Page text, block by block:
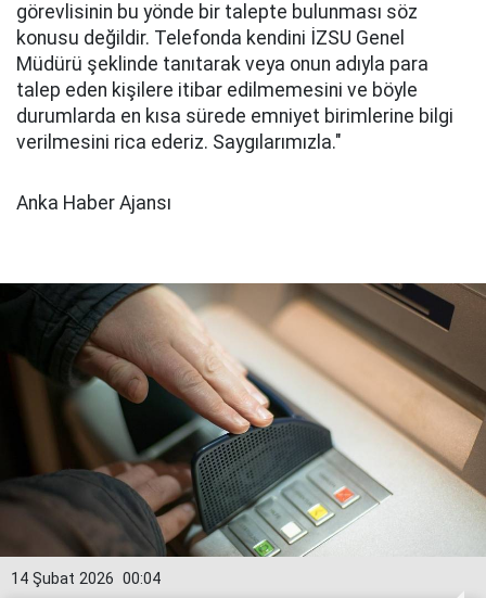
görevlisinin bu yönde bir talepte bulunması söz
konusu değildir. Telefonda kendini İZSU Genel
Müdürü şeklinde tanıtarak veya onun adıyla para
talep eden kişilere itibar edilmemesini ve böyle
durumlarda en kısa sürede emniyet birimlerine bilgi
verilmesini rica ederiz. Saygılarımızla."
Anka Haber Ajansı
00:04
14 Şubat 2026